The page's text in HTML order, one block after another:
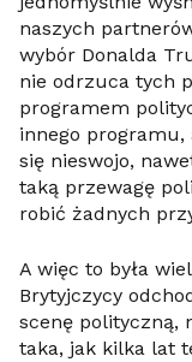
naszych
wybór Donalda
nie odrzuca tych
programem
innego
się nieswojo,
taką przewagę
robić żadnych
A więc to była
Brytyjczycy
scenę polityczną,
taka, jak kilka lat